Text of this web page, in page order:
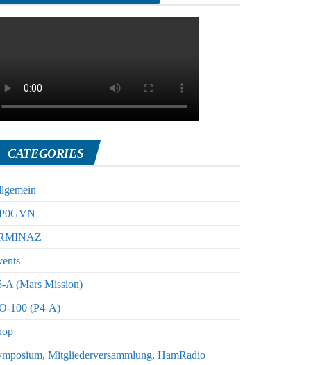
CATEGORIES
A (Mars Mission)
100 (P4-A)
Mitgliederversammlung, HamRadio